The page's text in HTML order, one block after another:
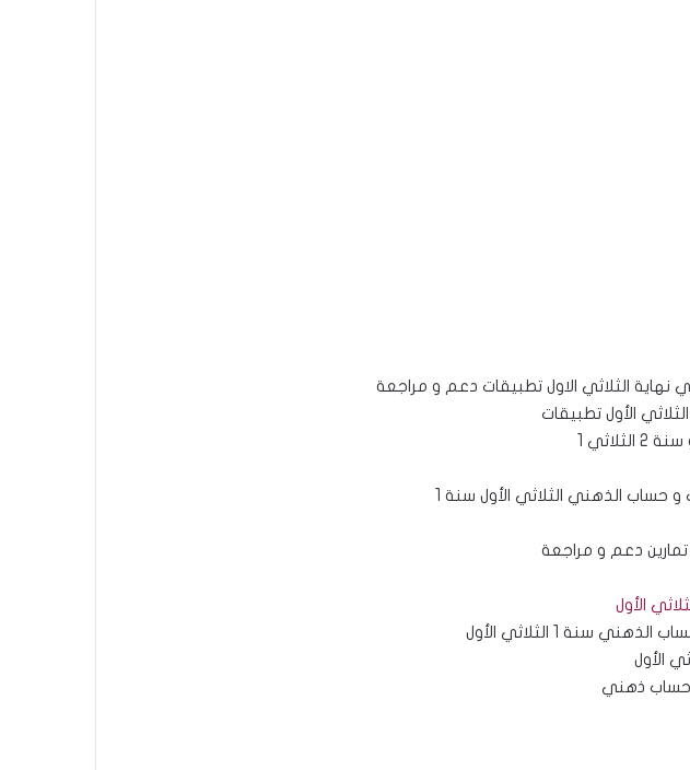
الأول تطبيقات
و حساب الذهني الثلاثي الأول سنة 1
الأول
سنة 1 الثلاثي الأول
حساب ذهني